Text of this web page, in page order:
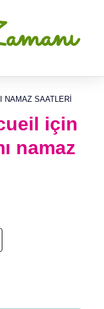
NAMAZ SAATLERI
için
namaz